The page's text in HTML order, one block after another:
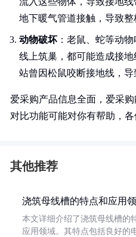
地下暖气管道接触，导致整
动物破坏 ：老鼠、蛇等动
线上筑巢，都可能造成接
站曾因松鼠咬断接地线，导
爱采购产品信息全面，爱采
对比功能可能对你有帮助，
其他推荐
浇筑母线槽的特点和应用
本文详细介绍了浇筑母线槽的
应用领域。其特点包括良好的